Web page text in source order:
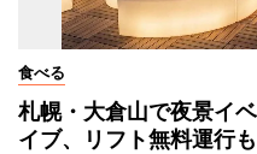
食べる
札幌・大倉山で夜景イ
イブ、リフト無料運行も